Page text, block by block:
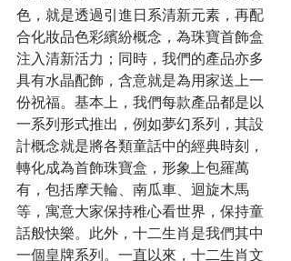
色，就是透過引進日系清新元素，再配
合化妝品色彩繽紛概念，為珠寶首飾盒
注入清新活力；同時，我們的產品亦多
具有水晶配飾，含意就是為用家送上一
份祝福。基本上，我們每款產品都是以
一系列形式推出，例如夢幻系列，其設
計概念就是將各類童話中的經典時刻，
轉化成為首飾珠寶盒，形象上包羅萬
有，包括摩天輪、南瓜車、迴旋木馬
等，寓意大家保持稚心看世界，保持童
話般快樂。此外，十二生肖是我們其中
一個皇牌系列。一直以來，十二生肖文